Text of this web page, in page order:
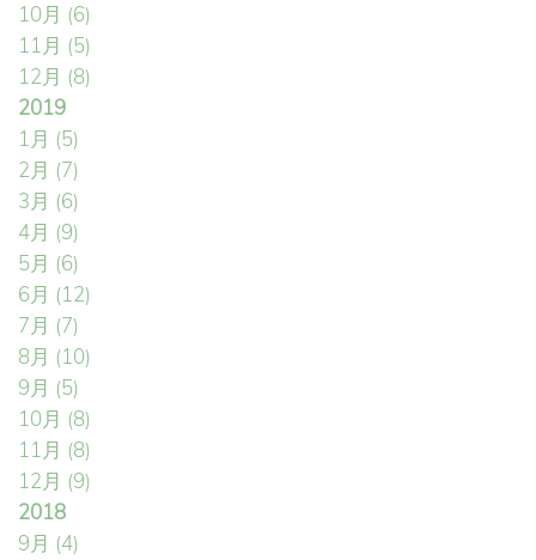
10月 (6)
11月 (5)
12月 (8)
2019
1月 (5)
2月 (7)
3月 (6)
4月 (9)
5月 (6)
6月 (12)
7月 (7)
8月 (10)
9月 (5)
10月 (8)
11月 (8)
12月 (9)
2018
9月 (4)